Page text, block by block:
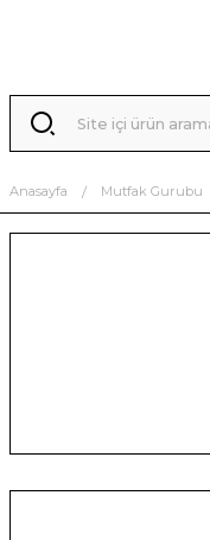
Anasayfa Mutfak Gurubu